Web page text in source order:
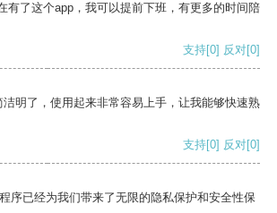
有了这个app，我可以提前下班，有更多的时间陪
支持[0] 反对[0]
明了，使用起来非常容易上手，让我能够快速熟
支持[0] 反对[0]
序已经为我们带来了无限的隐私保护和安全性保